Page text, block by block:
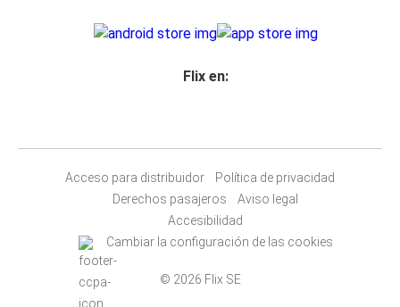
Flix en:
Acceso para distribuidor
Política de privacidad
Derechos pasajeros
Aviso legal
Accesibilidad
Cambiar la configuración de las cookies
© 2026 Flix SE